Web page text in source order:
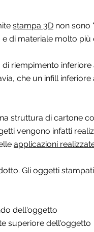
stampa 3D non sono
di materiale molto più
riempimento inferiore
che un infill inferiore
struttura di cartone
vengono infatti
applicazioni
Gli oggetti
dell'oggetto
superiore dell'oggetto